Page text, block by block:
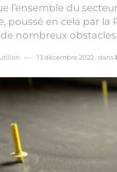
l’ensemble du
poussé en cela par la
nombreux
13 décembre 2022 dans